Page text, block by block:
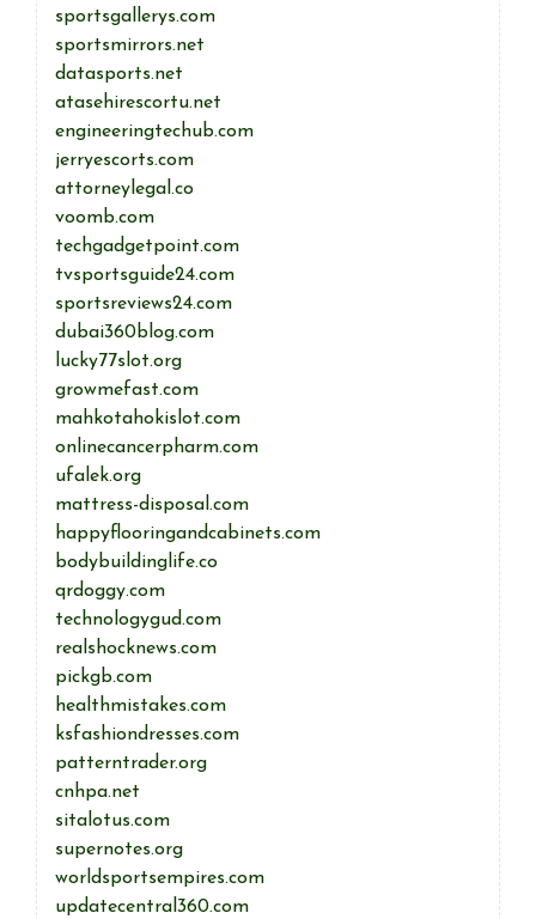
sportsgallerys.com
sportsmirrors.net
datasports.net
atasehirescortu.net
engineeringtechub.com
jerryescorts.com
attorneylegal.co
voomb.com
techgadgetpoint.com
tvsportsguide24.com
sportsreviews24.com
dubai360blog.com
lucky77slot.org
growmefast.com
mahkotahokislot.com
onlinecancerpharm.com
ufalek.org
mattress-disposal.com
happyflooringandcabinets.com
bodybuildinglife.co
qrdoggy.com
technologygud.com
realshocknews.com
pickgb.com
healthmistakes.com
ksfashiondresses.com
patterntrader.org
cnhpa.net
sitalotus.com
supernotes.org
worldsportsempires.com
updatecentral360.com